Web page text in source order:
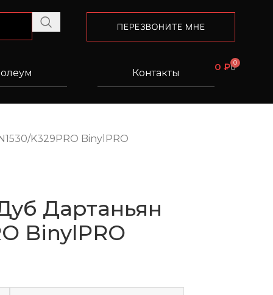
ПЕРЕЗВОНИТЕ МНЕ
Контакты
0 ₽ 0
K329PRO BinylPRO
Дартаньян
BinylPRO